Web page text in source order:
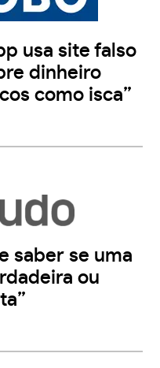
usa site falso
dinheiro
como isca”
saber se uma
ou